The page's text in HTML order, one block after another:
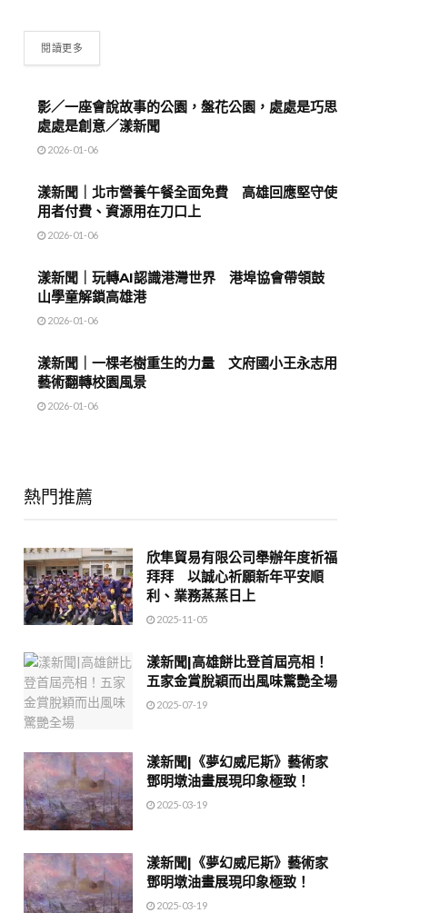
閱讀更多
影／一座會說故事的公園，盤花公園，處處是巧思
處處是創意／漾新聞
2026-01-06
漾新聞｜北市營養午餐全面免費 高雄回應堅守使
用者付費、資源用在刀口上
2026-01-06
漾新聞｜玩轉AI認識港灣世界 港埠協會帶領鼓
山學童解鎖高雄港
2026-01-06
漾新聞｜一棵老樹重生的力量 文府國小王永志用
藝術翻轉校園風景
2026-01-06
熱門推薦
欣隼貿易有限公司舉辦年度祈福
拜拜 以誠心祈願新年平安順
利、業務蒸蒸日上
2025-11-05
漾新聞|高雄餅比登首屆亮相！
五家金賞脫穎而出風味驚艷全場
2025-07-19
漾新聞|《夢幻威尼斯》藝術家
鄧明墩油畫展現印象極致！
2025-03-19
漾新聞|《夢幻威尼斯》藝術家
鄧明墩油畫展現印象極致！
2025-03-19